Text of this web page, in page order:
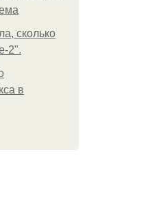
сколько
2".
в